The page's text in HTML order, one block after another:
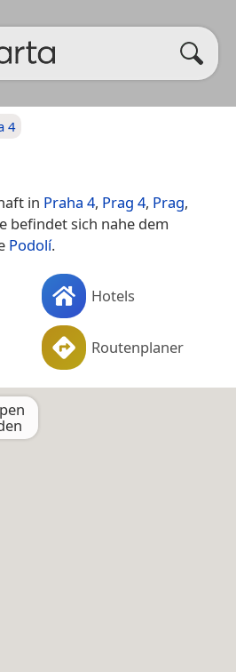
4
in Praha 4, Prag 4, Prag,
befindet sich nahe dem
Podolí.
Hotels
Routenplaner